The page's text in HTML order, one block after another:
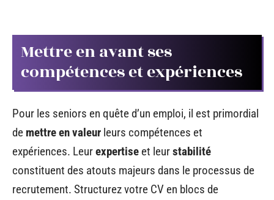
Mettre en avant ses
compétences et expériences
Pour les seniors en quête d’un emploi, il est primordial
de mettre en valeur leurs compétences et
expériences. Leurexpertise et leurstabilité
constituent des atouts majeurs dans le processus de
recrutement. Structurez votre CV en blocs de